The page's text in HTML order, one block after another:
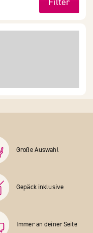
Große Auswahl
Gepäck inklusive
Immer an deiner Seite